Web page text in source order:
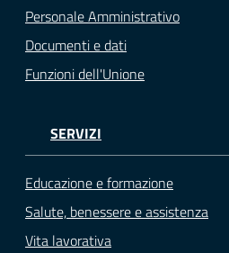
Personale Amministrativo
Documenti e dati
Funzioni dell'Unione
SERVIZI
Educazione e formazione
Salute, benessere e assistenza
Vita lavorativa